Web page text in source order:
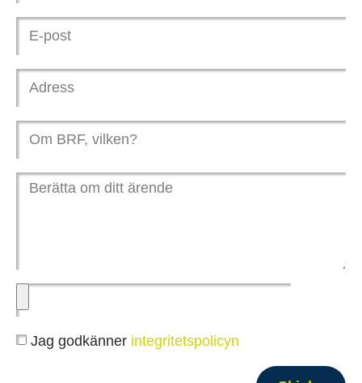
Jag godkänner integritetspolicyn